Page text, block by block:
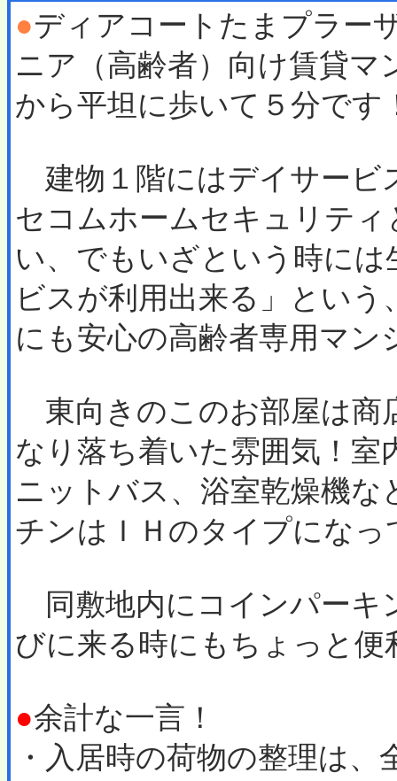
●ディアコートたまプラー
ニア（高齢者）向け賃貸
から平坦に歩いて５分です
建物１階にはデイサービ
セコムホームセキュリテ
い、でもいざという時に
ビスが利用出来る」とい
にも安心の高齢者専用マン
東向きのこのお部屋は商
なり落ち着いた雰囲気！
ニットバス、浴室乾燥機
チンはＩＨのタイプにな
同敷地内にコインパーキ
びに来る時にもちょっと便
●余計な一言！
・入居時の荷物の整理は